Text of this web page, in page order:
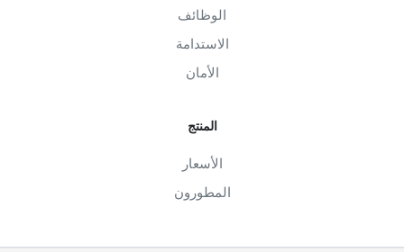
الوظائف
الاستدامة
الأمان
المنتج
الأسعار
المطورون